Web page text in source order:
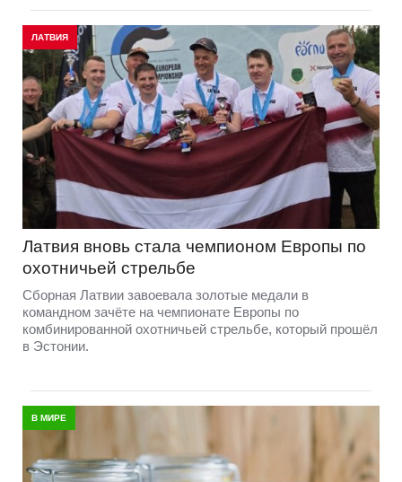
ЛАТВИЯ
Латвия вновь стала чемпионом Европы по
охотничьей стрельбе
Сборная Латвии завоевала золотые медали в
командном зачёте на чемпионате Европы по
комбинированной охотничьей стрельбе, который прошёл
в Эстонии.
В МИРЕ